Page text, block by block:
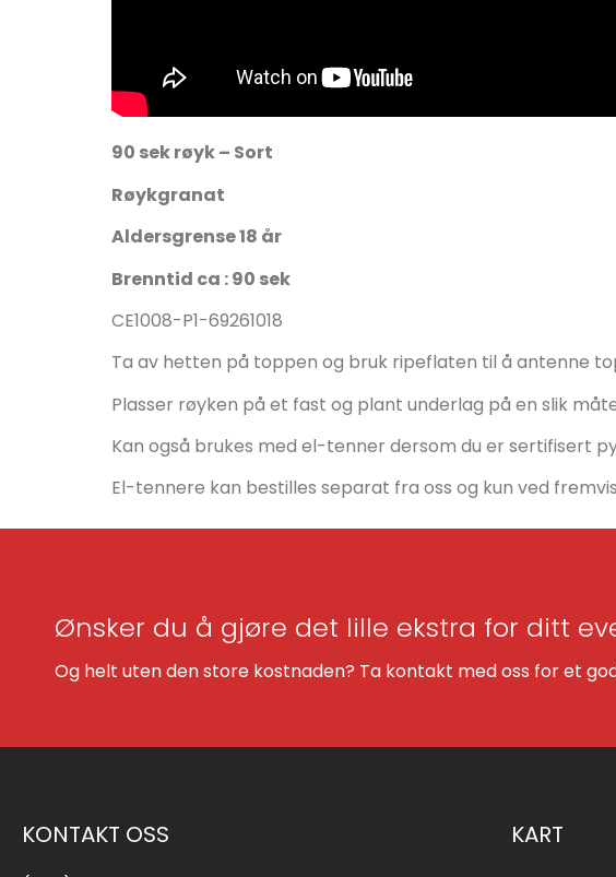
90 sek røyk – Sort
Røykgranat
Aldersgrense 18 år
Brenntid ca : 90 sek
CE1008-P1-69261018
Ta av hetten på toppen og bruk ripeflaten til å antenne
Plasser røyken på et fast og plant underlag på en slik
Kan også brukes med el-tenner dersom du er sertifisert
El-tennere kan bestilles separat fra oss og kun ved
Ønsker du å gjøre det lille ekstra for ditt
Og helt uten den store kostnaden? Ta kontakt med oss for et
KONTAKT OSS KART